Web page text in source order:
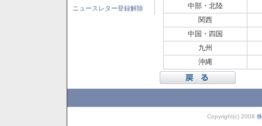
ニュースレター登録解除
中部・北陸
関西
中国・四国
九州
沖縄
Copyright(c) 2008